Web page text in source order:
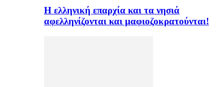
H ελληνική επαρχία και τα νησιά
αφελληνίζονται και μαφιοζοκρατούνται!